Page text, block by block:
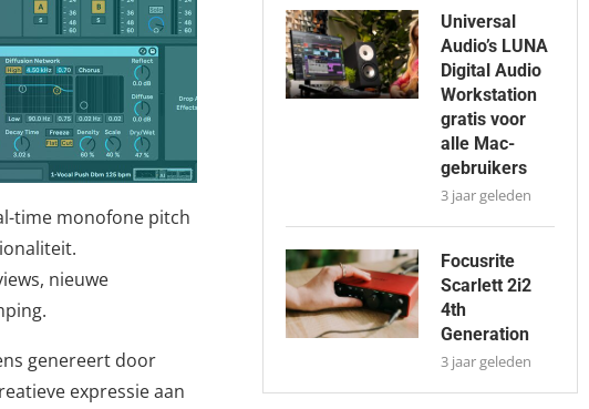
time monofone pitch
nieuwe
genereert door
expressie aan
Universal
Audio’s LUNA
Digital Audio
Workstation
gratis voor
alle Mac-
gebruikers
3 jaar geleden
Focusrite
Scarlett 2i2
4th
Generation
3 jaar geleden